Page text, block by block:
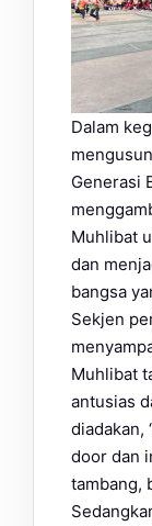
Dalam
Generasi
Muhlibat
dan
bangsa
Sekjen
Muhlibat
antusias
diadakan,
door dan
tambang,